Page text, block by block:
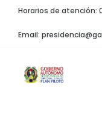
Horarios de atención:
Email: